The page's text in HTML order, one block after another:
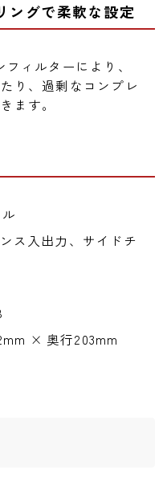
ングで柔軟な設定
ィルターにより、
り、過剰なコンプレ
ます。
ス入出力、サイドチ
× 奥行203mm